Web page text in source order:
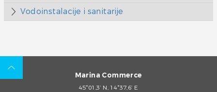
Vodoinstalacije i sanitarije
Marina Commerce
45°01,3’ N, 14°37,6’ E